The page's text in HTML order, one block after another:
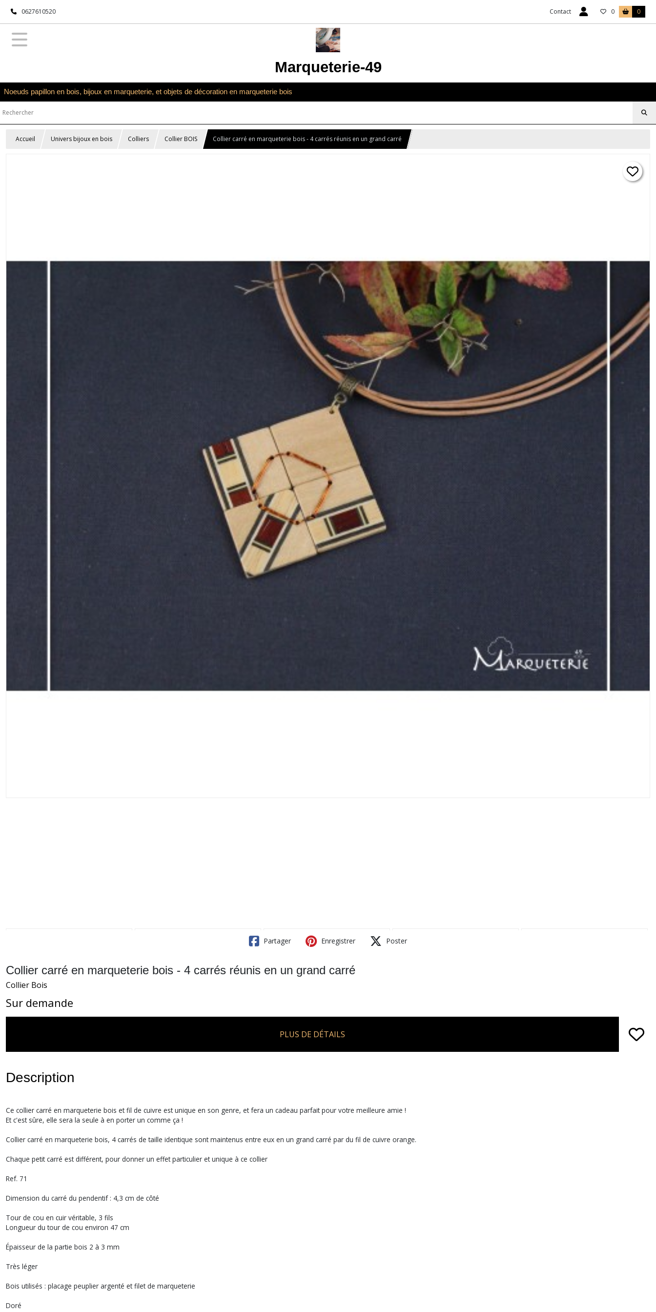
0627610520 Contact 0 0
Marqueterie-49
Noeuds papillon en bois, bijoux en marqueterie, et objets de décoration en marqueterie bois
Accueil Univers bijoux en bois Colliers Collier BOIS Collier carré en marqueterie bois - 4 carrés réunis en un grand carré
Partager Enregistrer Poster
Collier carré en marqueterie bois - 4 carrés réunis en un grand carré
Collier Bois
Sur demande
PLUS DE DÉTAILS
Description
Ce collier carré en marqueterie bois et fil de cuivre est unique en son genre, et fera un cadeau parfait pour votre meilleure amie !
Et c'est sûre, elle sera la seule à en porter un comme ça !
Collier carré en marqueterie bois, 4 carrés de taille identique sont maintenus entre eux en un grand carré par du fil de cuivre orange.
Chaque petit carré est différent, pour donner un effet particulier et unique à ce collier
Ref. 71
Dimension du carré du pendentif : 4,3 cm de côté
Tour de cou en cuir véritable, 3 fils
Longueur du tour de cou environ 47 cm
Épaisseur de la partie bois 2 à 3 mm
Très léger
Bois utilisés : placage peuplier argenté et filet de marqueterie
Doré